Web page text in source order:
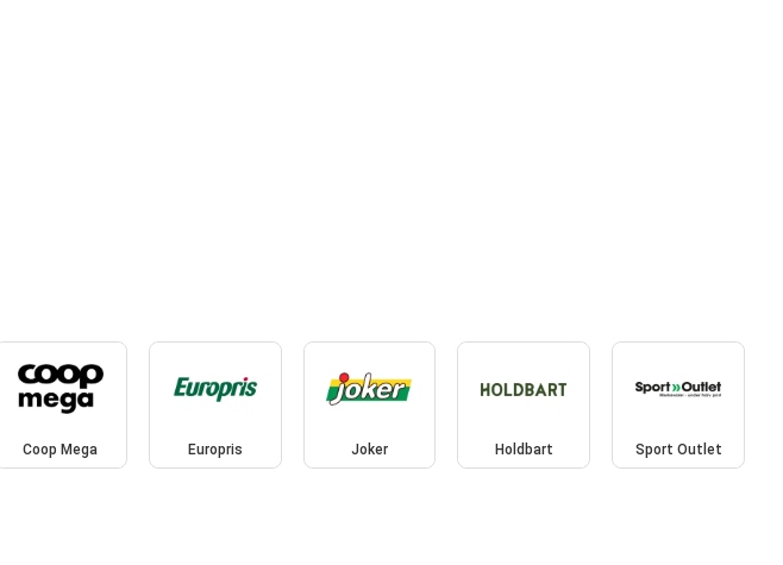
Coop Mega Europris Joker Holdbart Sport Outlet